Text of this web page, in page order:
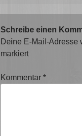
Schreibe einen
Deine E-Mail-Adresse
markiert
Kommentar *